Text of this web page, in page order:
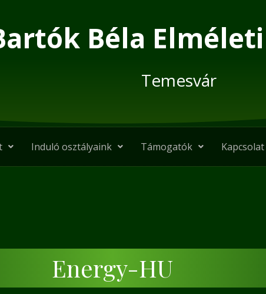
Béla
Temesvár
Induló osztályaink Támogatók Kapcsolat
Energy-HU